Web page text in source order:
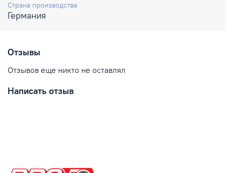
Страна производства
Германия
Отзывы
Отзывов еще никто не оставлял
Написать отзыв